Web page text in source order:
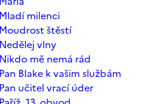
milenci
štěstí
vlny
mě nemá rád
Blake k vašim službám
učitel vrací úder